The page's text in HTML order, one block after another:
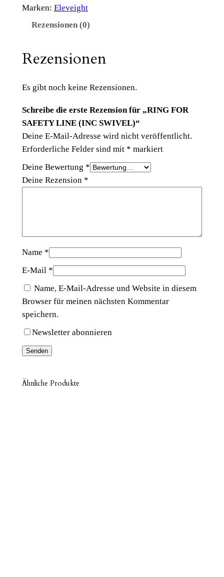
Marken: Eleveight
Rezensionen (0)
Rezensionen
Es gibt noch keine Rezensionen.
Schreibe die erste Rezension für „RING FOR
SAFETY LINE (INC SWIVEL)“
Deine E-Mail-Adresse wird nicht veröffentlicht.
Erforderliche Felder sind mit * markiert
Deine Bewertung *
Deine Rezension *
Name *
E-Mail *
Name, E-Mail-Adresse und Website in diesem
Browser für meinen nächsten Kommentar
speichern.
Newsletter abonnieren
Ähnliche Produkte